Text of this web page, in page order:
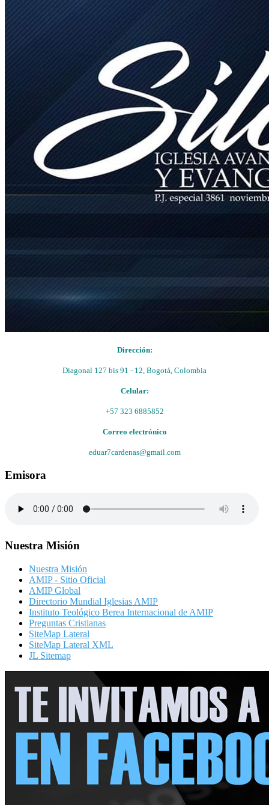
Dirección:
Diagonal 127 bis 91 - 12, Bogotá, Colombia
Celular:
+57 323 6885852
Correo electrónico
eduar7cardenas@gmail.com
Emisora
Nuestra Misión
Nuestra Misión
AMIP - Sitio Oficial
AMIP Global
Directorio Mundial Iglesias AMIP
Instituto Teológico Berea Internacional de AMIP
Preguntas Cristianas
SiteMap Lateral
SiteMap Lateral XML
JL Sitemap